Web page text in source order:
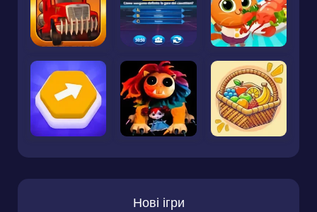
Нові ігри